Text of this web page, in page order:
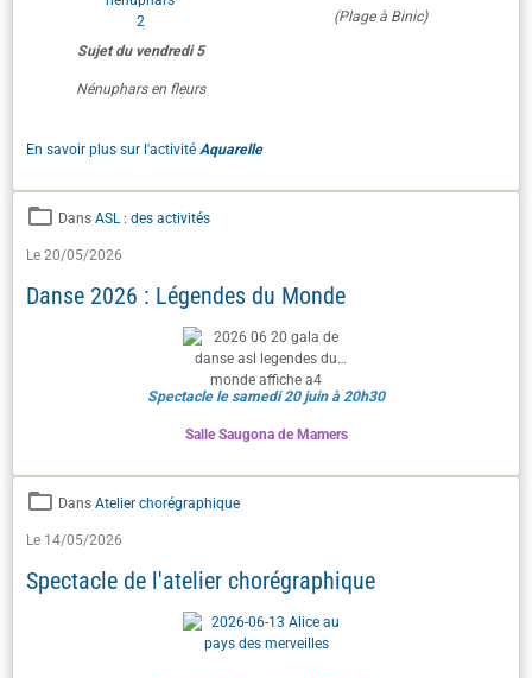
Sujet du vendredi 5
Nénuphars en fleurs
(Plage à Binic)
En savoir plus sur l'activité Aquarelle
Dans ASL : des activités
Le 20/05/2026
Danse 2026 : Légendes du Monde
Spectacle le samedi 20 juin à 20h30
Salle Saugona de Mamers
Dans Atelier chorégraphique
Le 14/05/2026
Spectacle de l'atelier chorégraphique